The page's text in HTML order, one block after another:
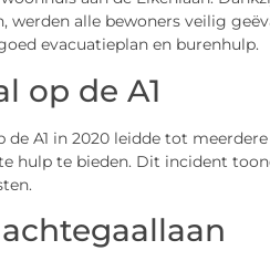
werden alle bewoners veilig
evacuatieplan en burenhulp.
op de A1
de A1 in 2020 leidde tot
hulp te bieden. Dit incident